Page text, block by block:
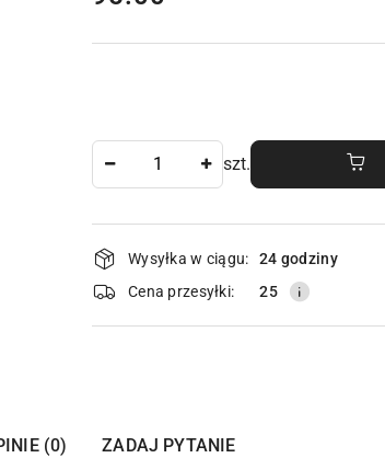
szt.
Dostępność
i
dostawa
Wysyłka w ciągu:
24 godziny
Cena przesyłki:
25
(0) ZADAJ PYTANIE